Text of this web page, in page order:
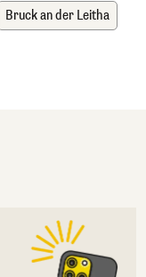
Bruck an der Leitha